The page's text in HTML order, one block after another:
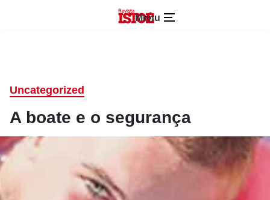
Menu
Uncategorized
A boate e o segurança